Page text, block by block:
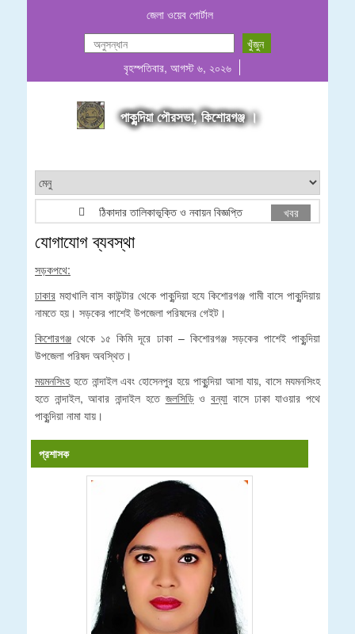
জেলা ওয়েব পোর্টাল
বৃহস্পতিবার, আগস্ট ৬, ২০২৬
পাকুন্দিয়া পৌরসভা, কিশোরগঞ্জ ।
ঠিকাদার তালিকাভূক্তি ও নবায়ন বিজ্ঞপ্তি পরিচালন ও
খবর
যোগাযোগ ব্যবস্থা
সড়কপথে:
ঢাকার মহাখালি বাস কাউন্টার থেকে পাকুন্দিয়া হযে কিশোরগঞ্জ গামী বাসে পাকুন্দিয়ায়
নামতে হয়। সড়কের পাশেই উপজেলা পরিষদের গেইট।
কিশোরগঞ্জ থেকে ১৫ কিমি দূরে ঢাকা – কিশোরগঞ্জ সড়কের পাশেই পাকুন্দিয়া
উপজেলা পরিষদ অবস্থিত।
ময়মনসিংহহতে নান্দাইল এবং হোসেনপুর হয়ে পাকুন্দিয়া আসা যায়, বাসে মযমনসিংহ
হতে নান্দাইল, আবার নান্দাইল হতে জলসিড়িওবন্যা বাসে ঢাকা যাওয়ার পথে
পাকুন্দিয়া নামা যায়।
প্রশাসক